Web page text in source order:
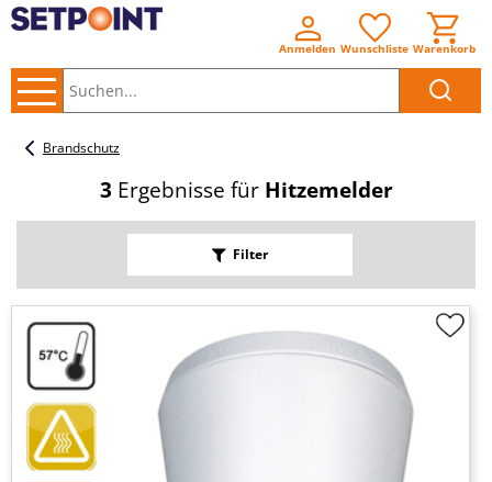
Anmelden Wunschliste Warenkorb
Brandschutz
3 Ergebnisse für Hitzemelder
Filter